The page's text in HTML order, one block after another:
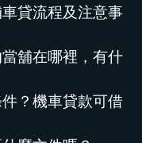
貸流程及注意事
舖在哪裡，有什
？機車貸款可借